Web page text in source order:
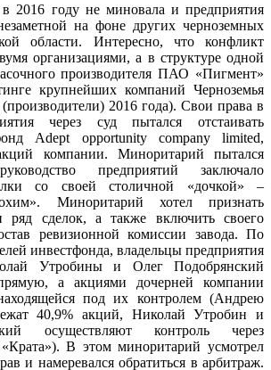
в 2016 году не миновала и предприятия
на фоне других черноземных
области. Интересно, что конфликт
организациями, а в структуре одной
производителя ПАО «Пигмент»
крупнейших компаний Черноземья
2016 года). Свои права в
через суд пытался отстаивать
Adept opportunity company limited,
компании. Миноритарий пытался
предприятий заключало
со своей столичной «дочкой» –
Миноритарий хотел признать
ряд сделок, а также включить своего
ревизионной комиссии завода. По
инвестфонда, владельцы предприятия
Утробины и Олег Подобрянский
а акциями дочерней компании
под их контролем (Андрею
40,9% акций, Николай Утробин и
осуществляют контроль через
В этом миноритарий усмотрел
и намеревался обратиться в арбитраж.